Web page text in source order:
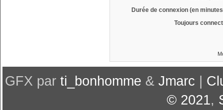
Durée de connexion (en
Toujours
GFX par ti_bonhomme & Jmarc
© 2021,